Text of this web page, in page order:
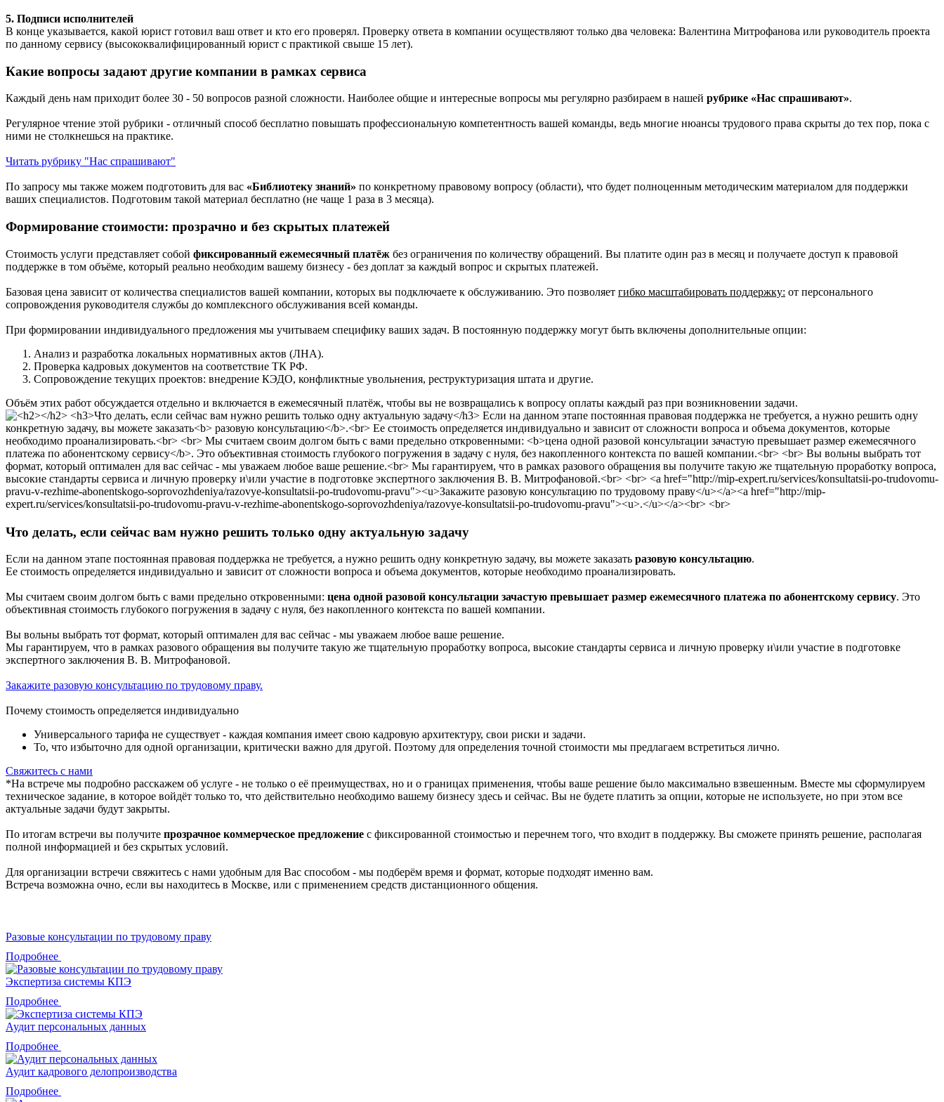
5. Подписи исполнителей
В конце указывается, какой юрист готовил ваш ответ и кто его проверял. Проверку ответа в компании осуществляют только два человека: Валентина Митрофанова или руководитель проекта
по данному сервису (высококвалифицированный юрист с практикой свыше 15 лет).
Какие вопросы задают другие компании в рамках сервиса
Каждый день нам приходит более 30 - 50 вопросов разной сложности. Наиболее общие и интересные вопросы мы регулярно разбираем в нашей рубрике «Нас спрашивают».
Регулярное чтение этой рубрики - отличный способ бесплатно повышать профессиональную компетентность вашей команды, ведь многие нюансы трудового права скрыты до тех пор, пока с
ними не столкнешься на практике.
Читать рубрику "Нас спрашивают"
По запросу мы также можем подготовить для вас «Библиотеку знаний» по конкретному правовому вопросу (области), что будет полноценным методическим материалом для поддержки
ваших специалистов. Подготовим такой материал бесплатно (не чаще 1 раза в 3 месяца).
Формирование стоимости: прозрачно и без скрытых платежей
Стоимость услуги представляет собой фиксированный ежемесячный платёж без ограничения по количеству обращений. Вы платите один раз в месяц и получаете доступ к правовой
поддержке в том объёме, который реально необходим вашему бизнесу - без доплат за каждый вопрос и скрытых платежей.
Базовая цена зависит от количества специалистов вашей компании, которых вы подключаете к обслуживанию. Это позволяет гибко масштабировать поддержку: от персонального
сопровождения руководителя службы до комплексного обслуживания всей команды.
При формировании индивидуального предложения мы учитываем специфику ваших задач. В постоянную поддержку могут быть включены дополнительные опции:
Анализ и разработка локальных нормативных актов (ЛНА).
Проверка кадровых документов на соответствие ТК РФ.
Сопровождение текущих проектов: внедрение КЭДО, конфликтные увольнения, реструктуризация штата и другие.
Объём этих работ обсуждается отдельно и включается в ежемесячный платёж, чтобы вы не возвращались к вопросу оплаты каждый раз при возникновении задачи.
Что делать, если сейчас вам нужно решить только одну актуальную задачу
Если на данном этапе постоянная правовая поддержка не требуется, а нужно решить одну конкретную задачу, вы можете заказать разовую консультацию.
Ее стоимость определяется индивидуально и зависит от сложности вопроса и объема документов, которые необходимо проанализировать.
Мы считаем своим долгом быть с вами предельно откровенными: цена одной разовой консультации зачастую превышает размер ежемесячного платежа по абонентскому сервису. Это
объективная стоимость глубокого погружения в задачу с нуля, без накопленного контекста по вашей компании.
Вы вольны выбрать тот формат, который оптимален для вас сейчас - мы уважаем любое ваше решение.
Мы гарантируем, что в рамках разового обращения вы получите такую же тщательную проработку вопроса, высокие стандарты сервиса и личную проверку и\или участие в подготовке
экспертного заключения В. В. Митрофановой.
Закажите разовую консультацию по трудовому праву.
Почему стоимость определяется индивидуально
Универсального тарифа не существует - каждая компания имеет свою кадровую архитектуру, свои риски и задачи.
То, что избыточно для одной организации, критически важно для другой. Поэтому для определения точной стоимости мы предлагаем встретиться лично.
Свяжитесь с нами
*На встрече мы подробно расскажем об услуге - не только о её преимуществах, но и о границах применения, чтобы ваше решение было максимально взвешенным. Вместе мы сформулируем
техническое задание, в которое войдёт только то, что действительно необходимо вашему бизнесу здесь и сейчас. Вы не будете платить за опции, которые не используете, но при этом все
актуальные задачи будут закрыты.
По итогам встречи вы получите прозрачное коммерческое предложение с фиксированной стоимостью и перечнем того, что входит в поддержку. Вы сможете принять решение, располагая
полной информацией и без скрытых условий.
Для организации встречи свяжитесь с нами удобным для Вас способом - мы подберём время и формат, которые подходят именно вам.
Встреча возможна очно, если вы находитесь в Москве, или с применением средств дистанционного общения.
Разовые консультации по трудовому праву
Подробнее
Экспертиза системы КПЭ
Подробнее
Аудит персональных данных
Подробнее
Аудит кадрового делопроизводства
Подробнее